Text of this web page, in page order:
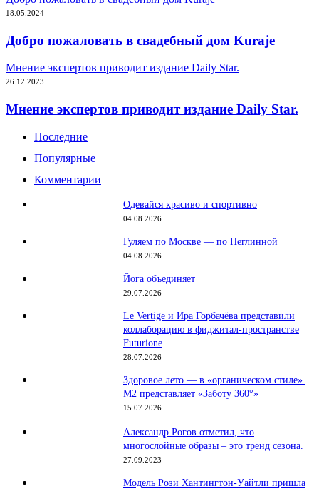
18.05.2024
Добро пожаловать в свадебный дом Kuraje
Мнение экспертов приводит издание Daily Star.
26.12.2023
Мнение экспертов приводит издание Daily Star.
Последние
Популярные
Комментарии
Одевайся красиво и спортивно
04.08.2026
Гуляем по Москве — по Неглинной
04.08.2026
Йога объединяет
29.07.2026
Le Vertige и Ира Горбачёва представили
коллаборацию в фиджитал-пространстве
Futurione
28.07.2026
Здоровое лето — в «органическом стиле».
М2 представляет «Заботу 360°»
15.07.2026
Александр Рогов отметил, что
многослойные образы – это тренд сезона.
27.09.2023
Модель Рози Хантингтон-Уайтли пришла